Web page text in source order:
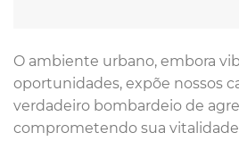
O ambiente urbano, embora
oportunidades, expõe nossos
verdadeiro bombardeio de
comprometendo sua